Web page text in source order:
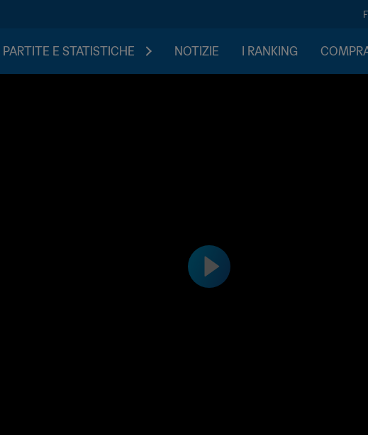
PARTITE E STATISTICHE NOTIZIE I RANKING